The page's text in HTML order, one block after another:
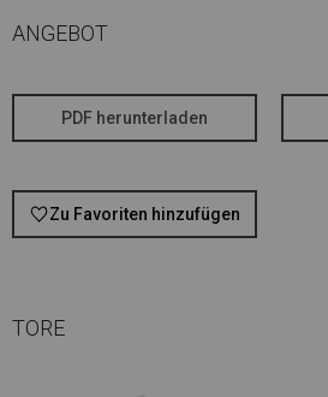
ANGEBOT
PDF herunterladen
Zu Favoriten hinzufügen
TORE